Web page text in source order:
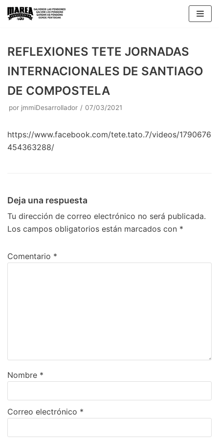
Saltar
REFLEXIONES TETE JORNADAS
INTERNACIONALES DE SANTIAGO
DE COMPOSTELA
por jmmiDesarrollador 07/03/2021
https://www.facebook.com/tete.tato.7/videos/1790676
454363288/
Deja una respuesta
Tu dirección de correo electrónico no será publicada.
Los campos obligatorios están marcados con *
Comentario *
Nombre *
Correo electrónico *